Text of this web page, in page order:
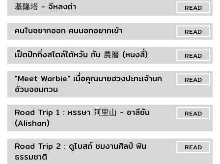
READ
基隆塔 - จีหลงถ่า
READ
คนในอยากออก คนนอกอยากเข้า
READ
เป็ดปักกิ่งสไตล์ไต้หวัน กับ 農曆 (หนงลี่)
READ
"Meet Warbie" เมื่อคุณนายฮวงปะทะเจ้านก
อ้วนจอมกวน
READ
Road Trip 1 : หรรษา 阿里山 - อาลีซัน
(Alishan)
READ
Road Trip 2 : ดูโบสถ์ ชมงานศิลป์ ฟิน
ธรรมชาติ